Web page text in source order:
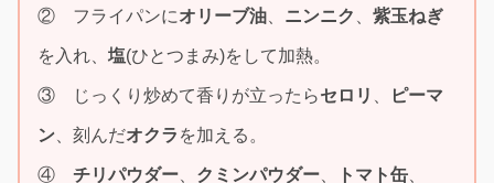
② フライパンにオリーブ油 ニンニク 紫玉ねぎ
を入れ、 塩(ひとつまみ)をして加熱。
③ じっくり炒めて香りが立ったらセロリ ピーマ
ン 、刻んだオクラ を加える。
④ チリパウダー クミンパウダー トマト缶